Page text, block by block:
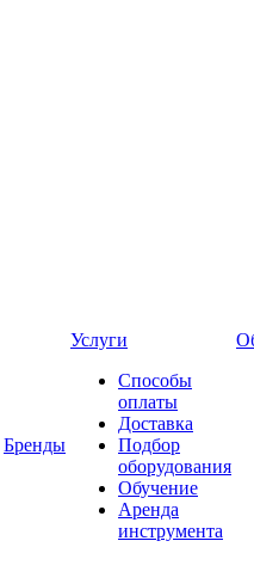
Бренды
Услуги
Способы
оплаты
Доставка
Подбор
оборудования
Обучение
Аренда
инструмента